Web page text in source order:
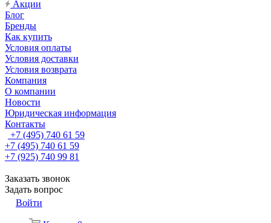
Акции
Блог
Бренды
Как купить
Условия оплаты
Условия доставки
Условия возврата
Компания
О компании
Новости
Юридическая информация
Контакты
+7 (495) 740 61 59
+7 (495) 740 61 59
+7 (925) 740 99 81
Заказать звонок
Задать вопрос
Войти